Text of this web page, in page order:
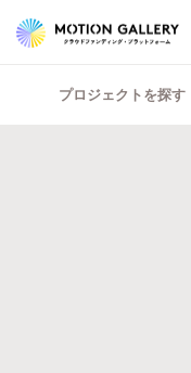
プロジェクトを探す